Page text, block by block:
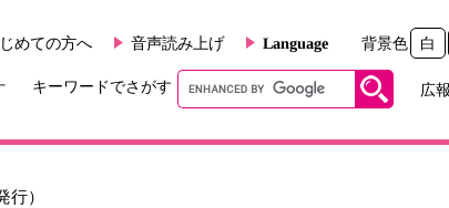
めての方へ 音声読み上げ Language 背景色 白
キーワードでさがす 広
）